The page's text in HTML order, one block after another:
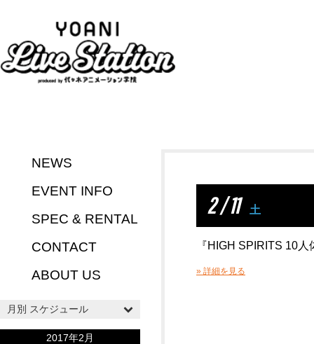
NEWS
EVENT INFO
SPEC & RENTAL
CONTACT
ABOUT US
月別 スケジュール
2017年2月
2 / 11 土
『HIGH SPIRITS 10
» 詳細を見る